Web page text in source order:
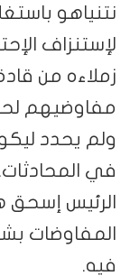
نتنياهو
لإستنزاف
زملاءه من
مفاوضيهم
ولم يحدد
في
الرئيس
المفاوضات
فيه.